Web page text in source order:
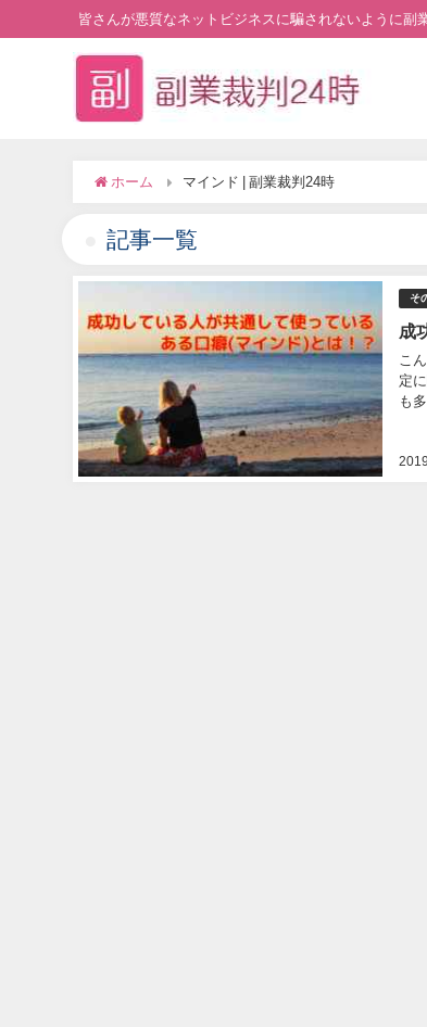
皆さんが悪質なネットビジネスに騙されないように副
ホーム マインド | 副業裁判24時
記事一覧
そ
成
こ
定
も